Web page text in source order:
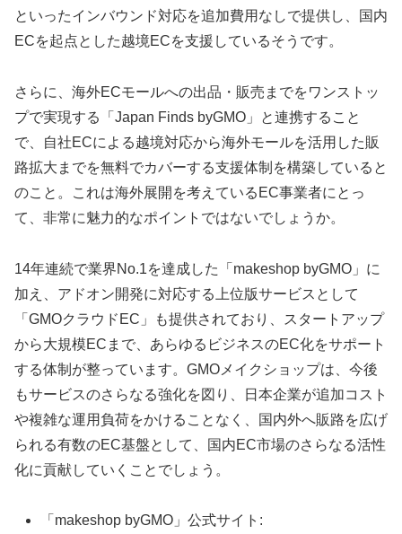
といったインバウンド対応を追加費用なしで提供し、国内
ECを起点とした越境ECを支援しているそうです。
さらに、海外ECモールへの出品・販売までをワンストッ
プで実現する「Japan Finds byGMO」と連携すること
で、自社ECによる越境対応から海外モールを活用した販
路拡大までを無料でカバーする支援体制を構築していると
のこと。これは海外展開を考えているEC事業者にとっ
て、非常に魅力的なポイントではないでしょうか。
14年連続で業界No.1を達成した「makeshop byGMO」に
加え、アドオン開発に対応する上位版サービスとして
「GMOクラウドEC」も提供されており、スタートアップ
から大規模ECまで、あらゆるビジネスのEC化をサポート
する体制が整っています。GMOメイクショップは、今後
もサービスのさらなる強化を図り、日本企業が追加コスト
や複雑な運用負荷をかけることなく、国内外へ販路を広げ
られる有数のEC基盤として、国内EC市場のさらなる活性
化に貢献していくことでしょう。
「makeshop byGMO」公式サイト: